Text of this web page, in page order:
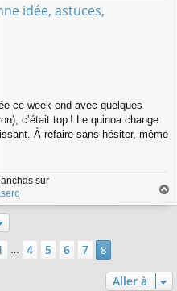
idée, astuces,
ce week-end avec quelques
c’était top ! Le quinoa change
À refaire sans hésiter, même
sur
a
sur 8
4 5 6 7 8
Aller à